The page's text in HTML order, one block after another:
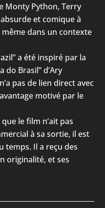
Monty Python, Terry
et comique à
même dans un contexte
a été inspiré par la
do Brasil” d’Ary
pas de lien direct avec
motivé par le
que le film n’ait pas
à sa sortie, il est
temps. Il a reçu des
originalité, et ses